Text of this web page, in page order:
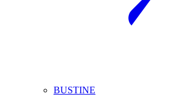
BUSTINE